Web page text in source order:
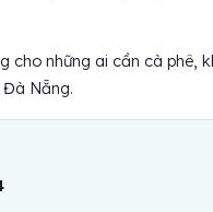
cho những ai cần cà phê,
Nẵng.